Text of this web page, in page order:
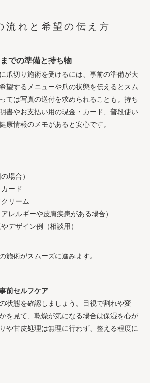
流れと希望の伝え方
での準備と持ち物
爪切り施術を受けるには、事前の準備が大
望するメニューや爪の状態を伝えるとスム
ては写真の送付を求められることも。持ち
書やお支払い用の現金・カード、普段使い
康情報のメモがあると安心です。
場合）
ード
リーム
レルギーや皮膚疾患がある場合）
デザイン例（相談用）
施術がスムーズに進みます。
前セルフケア
状態を確認しましょう。目視で割れや変
を見て、乾燥が気になる場合は保湿を心が
や甘皮処理は無理に行わず、整える程度に